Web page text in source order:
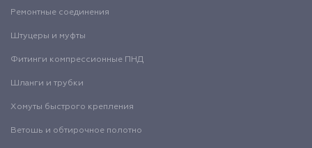
Ремонтные соединения
Штуцеры и муфты
Фитинги компрессионные ПНД
Шланги и трубки
Хомуты быстрого крепления
Ветошь и обтирочное полотно